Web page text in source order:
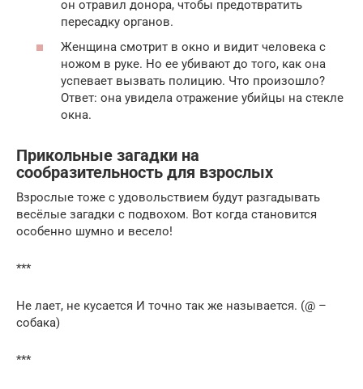
он отравил донора, чтобы предотвратить
пересадку органов.
Женщина смотрит в окно и видит человека с
ножом в руке. Но ее убивают до того, как она
успевает вызвать полицию. Что произошло?
Ответ: она увидела отражение убийцы на стекле
окна.
Прикольные загадки на
сообразительность для взрослых
Взрослые тоже с удовольствием будут разгадывать
весёлые загадки с подвохом. Вот когда становится
особенно шумно и весело!
***
Не лает, не кусается И точно так же называется. (@ –
собака)
***